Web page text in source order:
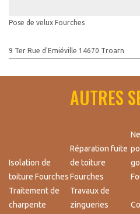
Pose de velux Fourches
9 Ter Rue d'Emiéville 14670 Troarn
AUTRES
Isolation de
toiture Fourches
Réparation fuite
de toiture
Fourches
Traitement de
charpente
Travaux de
zingueries